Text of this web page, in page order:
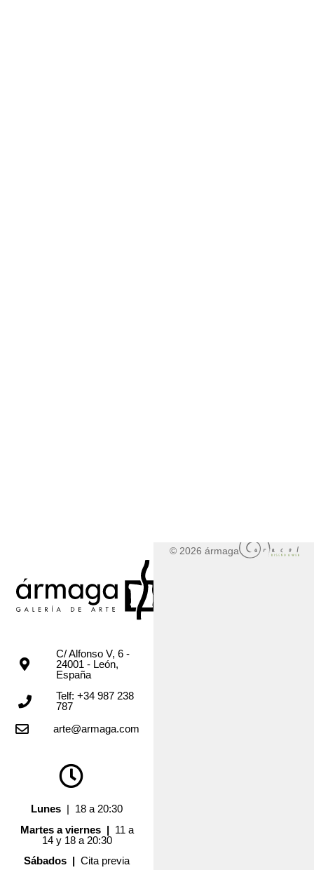
C/ Alfonso V, 6 -
24001 - León,
España
Telf: +34 987 238
787
arte@armaga.com
Lunes | 18 a 20:30
Martes a viernes | 11 a
14 y 18 a 20:30
Sábados |Cita previa
© 2026 ármaga